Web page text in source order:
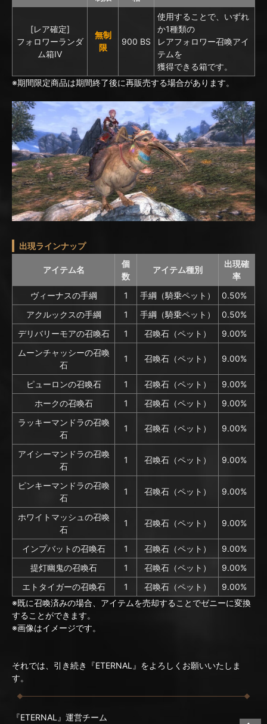
[レア確定]
フォロワーランダ
ム箱IV
無制
限
900 BS
使用することで、いずれ
か1種類の
レアフォロワー召喚アイ
テムを
獲得できる箱です。
※期間限定商品は期間終了後に再販売する場合があります。
出現ラインナップ
アイテム名
個
数
アイテム種別
出現確
率
ヴィーナスの手綱
1 手綱（騎乗ペット）
0.50%
アクルックスの手綱
1 手綱（騎乗ペット）
0.50%
デリバリーモアの召喚石
1 召喚石（ペット）
9.00%
ムーンチャッシーの召喚
石
1 召喚石（ペット） 9.00%
ピューロンの召喚石 1 召喚石（ペット）
9.00%
ホークの召喚石
1 召喚石（ペット）
9.00%
ラッキーマンドラの召喚
石
1 召喚石（ペット） 9.00%
アイシーマンドラの召喚
石
1 召喚石（ペット） 9.00%
ピンキーマンドラの召喚
石
1 召喚石（ペット） 9.00%
ホワイトマッシュの召喚
石
1 召喚石（ペット） 9.00%
インプバットの召喚石 1 召喚石（ペット）
9.00%
提灯幽鬼の召喚石
1 召喚石（ペット）
9.00%
エトタイガーの召喚石
1 召喚石（ペット）
9.00%
※既に召喚済みの場合、アイテムを売却することでゼニーに変換
することができます。
※画像はイメージです。
それでは、引き続き『ETERNAL』をよろしくお願いいたしま
す。
『ETERNAL』運営チーム